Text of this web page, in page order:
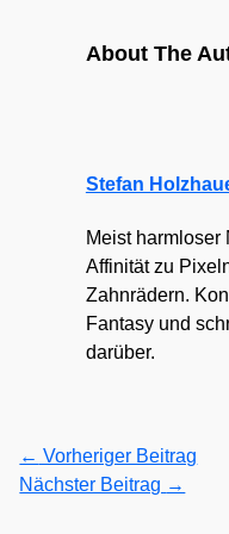
About The
Stefan
Meist harmloser
Affinität zu
Zahnrädern.
Fantasy und
darüber.
← Vorheriger Beitrag
Nächster Beitrag →